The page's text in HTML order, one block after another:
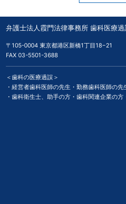
弁護士法人霞門法律事務所 歯科医療過
〒105-0004 東京都港区新橋1丁目18−21
FAX 03-5501-3688
＜歯科の医療過誤＞
・ 経営者歯科医師の先生 ・ 勤務歯科医師の先
・ 歯科衛生士、助手の方・ 歯科関連企業の方